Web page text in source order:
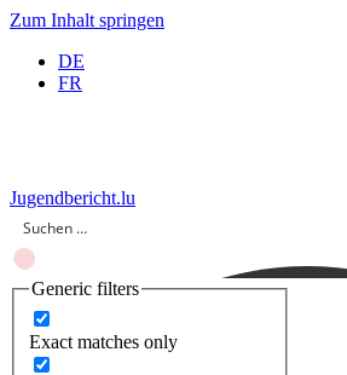
Zum Inhalt springen
DE
FR
Jugendbericht.lu
Generic filters
Exact matches only